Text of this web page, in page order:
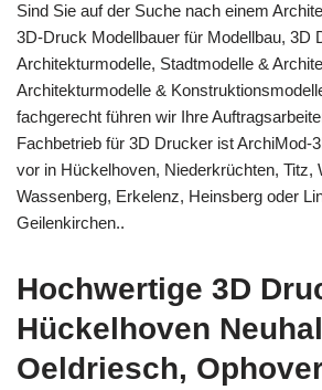
Sind Sie auf der Suche nach einem
3D-Druck Modellbauer für Modellbau, 3D
Architekturmodelle, Stadtmodelle &
Architekturmodelle &
fachgerecht führen wir Ihre
Fachbetrieb für 3D Drucker ist ArchiMod-
vor in Hückelhoven, Niederkrüchten, Titz,
Wassenberg, Erkelenz, Heinsberg oder
Geilenkirchen..
Hochwertige 3D
Hückelhoven
Oeldriesch,